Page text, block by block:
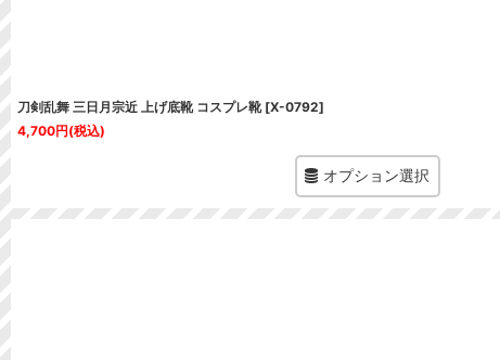
刀剣乱舞 三日月宗近 上げ底靴 コスプレ靴 [X-0792]
4,700円(税込)
オプション選択